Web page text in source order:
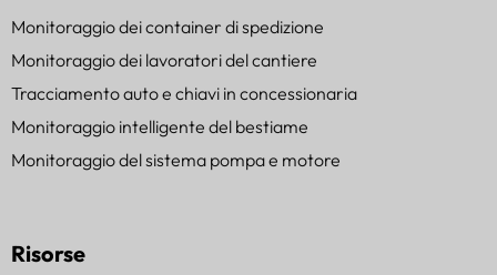
Monitoraggio dei container di spedizione
Monitoraggio dei lavoratori del cantiere
Tracciamento auto e chiavi in concessionaria
Monitoraggio intelligente del bestiame
Monitoraggio del sistema pompa e motore
Risorse